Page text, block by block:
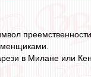
в Милане или